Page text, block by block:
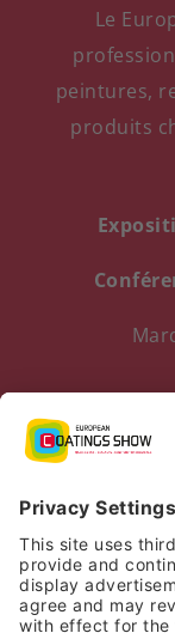
Le
peintures,
produits